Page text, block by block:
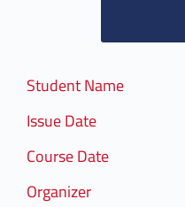
Student Name
Issue Date
Course Date
Organizer